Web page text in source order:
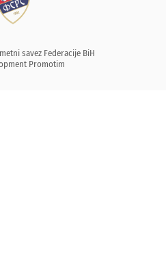
savez Federacije BiH
Promotim